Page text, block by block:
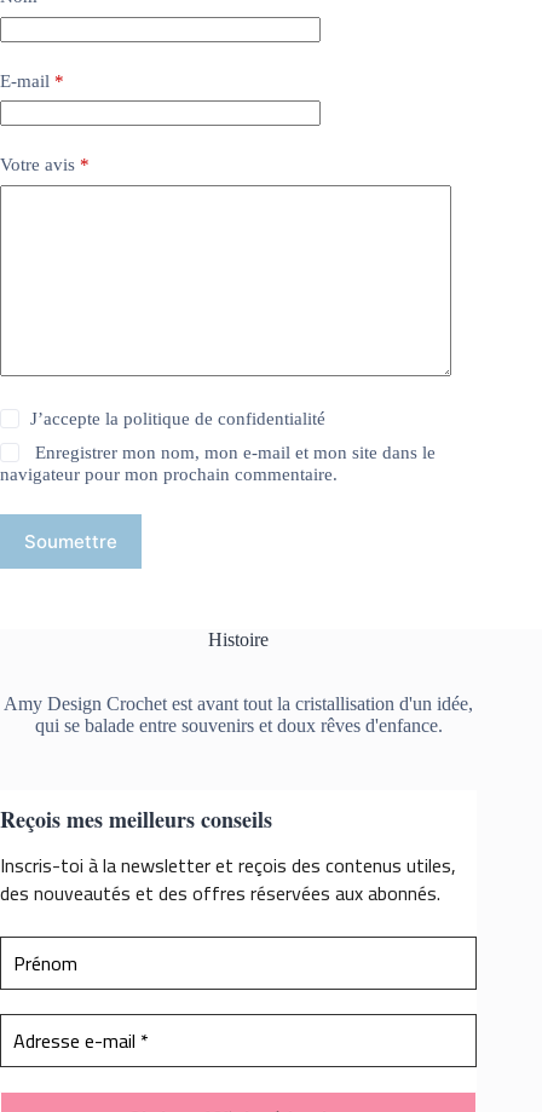
E-mail *
Votre avis *
J’accepte lapolitique de confidentialité
Enregistrer mon nom, mon e-mail et mon site dans le
navigateur pour mon prochain commentaire.
Soumettre
Histoire
Amy Design Crochet est avant tout la cristallisation d'un idée,
qui se balade entre souvenirs et doux rêves d'enfance.
Reçois mes meilleurs conseils
Inscris-toi à la newsletter et reçois des contenus utiles,
des nouveautés et des offres réservées aux abonnés.